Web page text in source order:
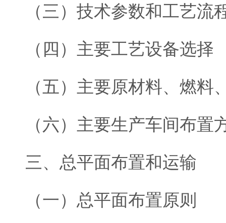
（三）技术参数和工艺流
（四）主要工艺设备选择
（五）主要原材料、燃料
（六）主要生产车间布置
三、总平面布置和运输
（一）总平面布置原则